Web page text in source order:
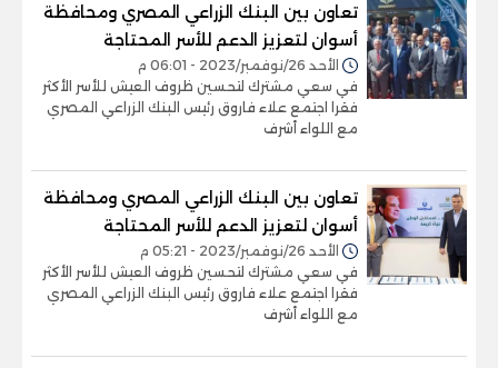
تعاون بين البنك الزراعي المصري ومحافظة
أسوان لتعزيز الدعم للأسر المحتاجة
الأحد 26/نوفمبر/2023 - 06:01 م
في سعي مشترك لتحسين ظروف العيش للأسر الأكثر
فقرا اجتمع علاء فاروق رئيس البنك الزراعي المصري
مع اللواء أشرف
تعاون بين البنك الزراعي المصري ومحافظة
أسوان لتعزيز الدعم للأسر المحتاجة
الأحد 26/نوفمبر/2023 - 05:21 م
في سعي مشترك لتحسين ظروف العيش للأسر الأكثر
فقرا اجتمع علاء فاروق رئيس البنك الزراعي المصري
مع اللواء أشرف